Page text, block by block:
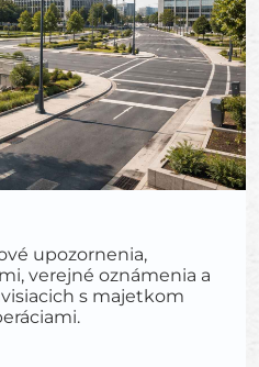
upozornenia,
verejné oznámenia a
s majetkom